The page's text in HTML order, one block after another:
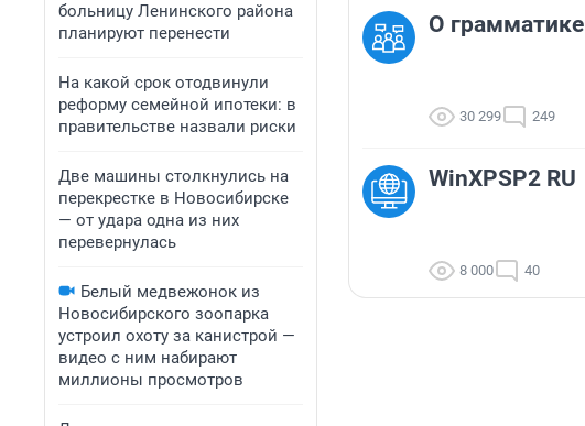
больницу Ленинского района
планируют перенести
На какой срок отодвинули
реформу семейной ипотеки: в
правительстве назвали риски
Две машины столкнулись на
перекрестке в Новосибирске
— от удара одна из них
перевернулась
Белый медвежонок из
Новосибирского зоопарка
устроил охоту за канистрой —
видео с ним набирают
миллионы просмотров
О грамматике
30 299 249
WinXPSP2 RU
8 000 40